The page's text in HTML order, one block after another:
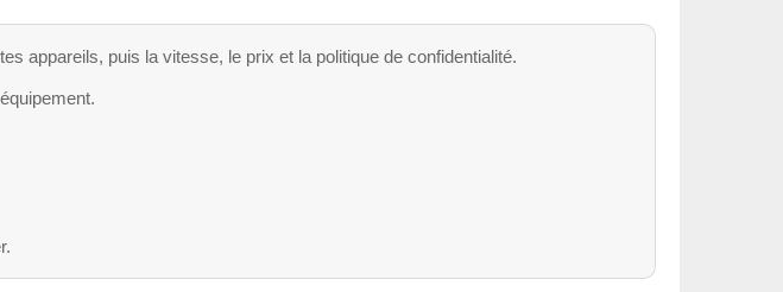
appareils, puis la vitesse, le prix et la politique de confidentialité.